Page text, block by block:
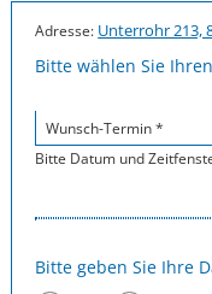
Adresse: Unterrohr 213,
Bitte wählen Sie
Wunsch-Termin *
Bitte Datum und
Bitte geben Sie Ihre